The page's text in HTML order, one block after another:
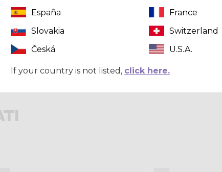
España
France
Slovakia
Switzerland
Česká
U.S.A.
If your country is not listed, click here.